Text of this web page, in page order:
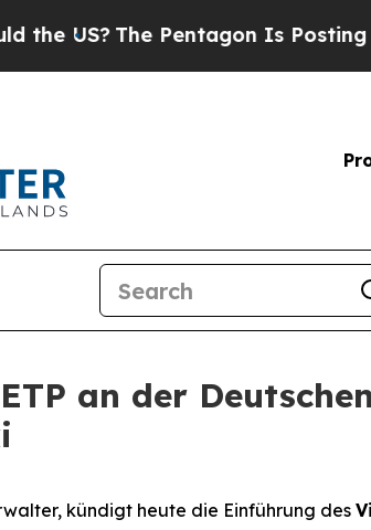
Pentagon Is Posting Cryptic
an der
kündigt heute die Einführung des